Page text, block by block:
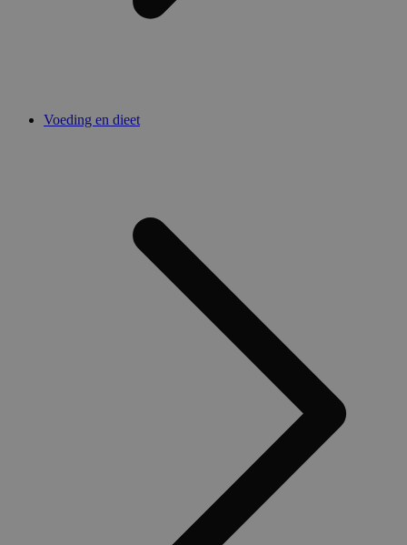
Voeding en dieet